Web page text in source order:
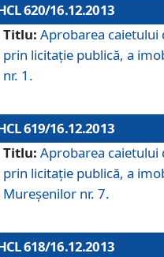
620/16.12.2013
Titlu: Aprobarea caietului
prin licitaţie publică, a
nr. 1.
619/16.12.2013
Titlu: Aprobarea caietului
prin licitaţie publică, a
Mureşenilor nr. 7.
618/16.12.2013